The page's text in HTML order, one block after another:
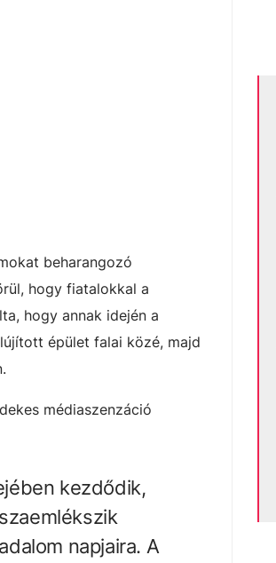
beharangozó
hogy fiatalokkal a
hogy annak idején a
épület falai közé, majd
médiaszenzáció
kezdődik,
napjaira. A